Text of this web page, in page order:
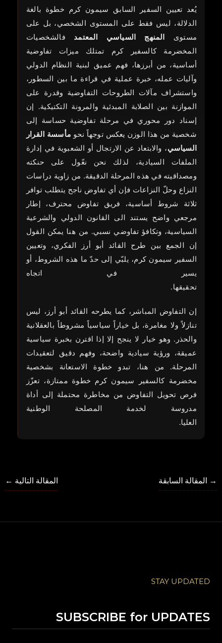
يُعد تعيين السفير السابق سيمون كرم خطوة بالغة
الدلالة، ليس فقط على المستوى الشخصي، بل على
مستوى المنهج السياسي المعتمد فالشخصيات
المخضرمة كالسفير كرم تمتلك ميزات تفاوضية
أساسية، من أبرزها، فهم عميق لبنية النظام الدولي
وآليات عمله، خبرة عملية في قراءة ما بين السطور،
واستشراف مآلات الطروحات التفاوضية وقدرة على
الموازنة بين الصلابة المبدئية والمرونة التكتيكية. إن
إسناد دور محوري في مرحلة تفاوضية حساسة إلى
شخصية من هذا الوزن يعكس توجهاً نحومأسسة القرار
السياسي، والابتعاد عن الارتجال أو الشعبوية في إدارة
الملفات السيادية، لذلك نحن نعّول على حنكته
ومصداقيته في هذه المرحلة الدقيقة. من زاوية دراسات
النزاع وحلّ النزاعات فإن أي تفاوض ناجح يتطلب توافر
ثلاثة شروط أساسية، فريق تفاوض محترف، إطار
مرجعي واضح يستند الى القانون الدولي والشرعية
السياسية، وتكافؤ تفاوضي نسبي. من هنا يمكن القول
إن الجمع بين طرح القائد أبو أرز الفكري، وتعيين
السفير سيمون كرم، يلبّي إلى حدّ ما هذه الشروط، أو
يسير في اتجاه
تحقيقها.
إن التفاوض المباشر، كما يطرحه القائد أبو أرز، ليس
تنازلاً ولا مغامرة، بل خياراً سياسياً مشروطاً بالعقلانية
والحذر. وهو خيار لا ينجح إلا إذا اقترن بخبرة سياسية
عميقة، ورؤية سيادية واضحة، وفهم دقيق لتعقيدات
المرحلة. من هنا، تبدو خطوة الاستعانة بشخصية
مخضرمة كالسفير سيمون كرم خطوة ممتازة، تعزّز
فرص تحويل التفاوض من مخاطرة محتملة إلى أداة
مدروسة لخدمة المصلحة الوطنية
العليا.
→ المقالة السابقة المقالة التالية ←
STAY UPDATED
SUBSCRIBE for UPDATES